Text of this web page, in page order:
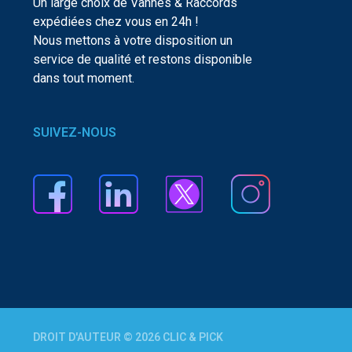
Un large choix de Vannes & Raccords
expédiées chez vous en 24h !
Nous mettons à votre disposition un
service de qualité et restons disponible
dans tout moment.
SUIVEZ-NOUS
DROIT D'AUTEUR © 2026 CLIC & PICK